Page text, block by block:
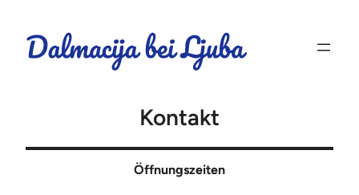
Kontakt
Öffnungszeiten